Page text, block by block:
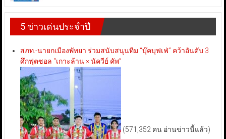
5 ข่าวเด่นประจำปี
สภท.-นายกเมืองพัทยา ร่วมสนับสนุนทีม “บุ๊คบุฟเฟ่” คว้าอันดับ 3
ศึกฟุตซอล “เกาะล้าน × นัควีย์ คัพ”
(571,352 คน อ่านข่าวนี้แล้ว)